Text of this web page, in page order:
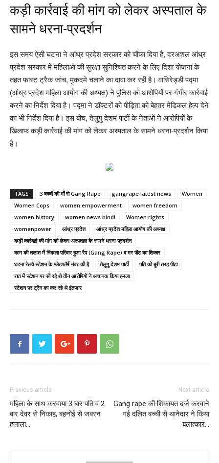
कड़ी कार्रवाई की मांग को लेकर अस्पताल के
सामने धरना-प्रदर्शन
इस समय ऐसी घटना ने आंध्र प्रदेश सरकार को चौंका दिया है, दरअशल आंध्र
प्रदेश सरकार में महिलाओं की सुरक्षा सुनिश्चित करने के लिए दिशा योजना के
तहत फास्ट ट्रैक जांच, मुकदमे चलाने का दावा कर रही है। वासिरेड्डी पद्मा
(आंध्र प्रदेश महिला आयोग की अध्यक्ष) ने पुलिस को आरोपियों पर गंभीर कार्रवाई
करने का निर्देश दिया है। पद्मा ने डॉक्टरों को पीड़िता को बेहतर मेडिकल हेल्प देने
का भी निर्देश दिया है। इस बीच, तेलुगु देशम पार्टी के नेताओं ने आरोपियों के
खिलाफ कड़ी कार्रवाई की मांग को लेकर अस्पताल के सामने धरना-प्रदर्शन किया
है।
TAGS 3 बच्चों की माँ से Gang Rape gangrape latest news
Women
Women Cops
women empowerment
women freedom
women history
women news hindi
Women rights
womenpower
आंध्र प्रदेश
आंध्र प्रदेश महिला आयोग की अध्यक्ष
कड़ी कार्रवाई की मांग को लेकर अस्पताल के सामने धरना-प्रदर्शन
काम की तलाश में निकला परिवार हुआ रैप (Gang Rape) व मर पीट का शिकार
घटना रेलवे स्टेशन के प्लेटफॉर्म नंबर की है
तेलुगु देशम पार्टी
पति को बुरी तरह पीटा
रात में स्टेशन पर सो रहे थे तीन आरोपियों ने अचानक किया हमला
स्टेशन पर ट्रैन का कर रहे थे इंतजार
Previous article
महिला के साथ करवाया 3 बार पति व 2
बार देवर से निकाह, बहनोई से जबरन
हलाला…
Next article
Gang rape की शिकायत दर्ज करवाने
गई दलित बच्ची से थानेदार ने किया
बलात्कार…